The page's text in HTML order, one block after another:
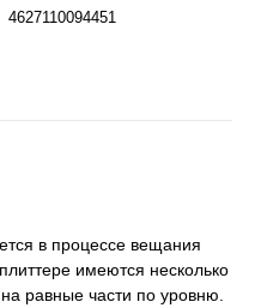
4627110094451
в процессе вещания
имеются несколько
равные части по уровню.